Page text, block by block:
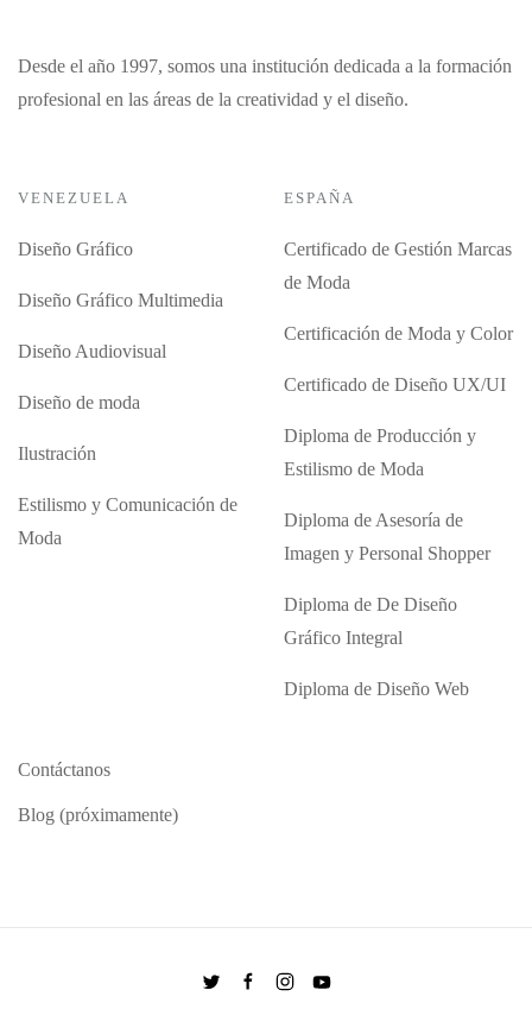
Desde el año 1997, somos una institución dedicada a la formación
profesional en las áreas de la creatividad y el diseño.
VENEZUELA
Diseño Gráfico
Diseño Gráfico Multimedia
Diseño Audiovisual
Diseño de moda
Ilustración
Estilismo y Comunicación de
Moda
ESPAÑA
Certificado de Gestión Marcas
de Moda
Certificación de Moda y Color
Certificado de Diseño UX/UI
Diploma de Producción y
Estilismo de Moda
Diploma de Asesoría de
Imagen y Personal Shopper
Diploma de De Diseño
Gráfico Integral
Diploma de Diseño Web
Contáctanos
Blog (próximamente)